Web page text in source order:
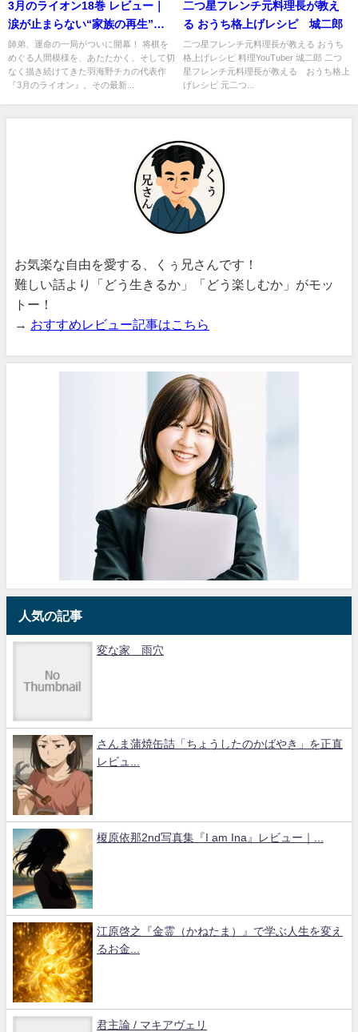
3月のライオン18巻 レビュー｜
涙が止まらない“家族の再生”へ
動き出す重要巻
師弟、運命の一局がついに開幕！ 将棋を
めぐる人間模様を、あたたかく、そして切
なく描き続けてきた羽海野チカの代表作
『3月のライオン』。その最新...
二つ星フレンチ元料理長が教え
る おうち格上げレシピ 城二郎
二つ星フレンチ元料理長が教える おうち
格上げレシピ 料理YouTuber 城二郎 二つ
星フレンチ元料理長が教える おうち格上
げレシピ 元二つ...
お気楽な自由を愛する、くぅ兄さんです！
難しい話より「どう生きるか」「どう楽しむか」がモッ
トー！
→ おすすめレビュー記事はこちら
人気の記事
変な家 雨穴
さんま蒲焼缶詰「ちょうしたのかばやき」を正直
レビュ...
榎原依那2nd写真集『I am Ina』レビュー｜...
江原啓之『金霊（かねたま）』で学ぶ人生を変え
るお金...
君主論 / マキアヴェリ